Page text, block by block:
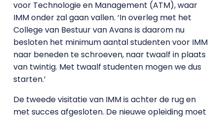
voor Technologie en Management (ATM), waar
IMM onder zal gaan vallen. ‘In overleg met het
College van Bestuur van Avans is daarom nu
besloten het minimum aantal studenten voor IMM
naar beneden te schroeven, naar twaalf in plaats
van twintig. Met twaalf studenten mogen we dus
starten.’
De tweede visitatie van IMM is achter de rug en
met succes afgesloten. De nieuwe opleiding moet